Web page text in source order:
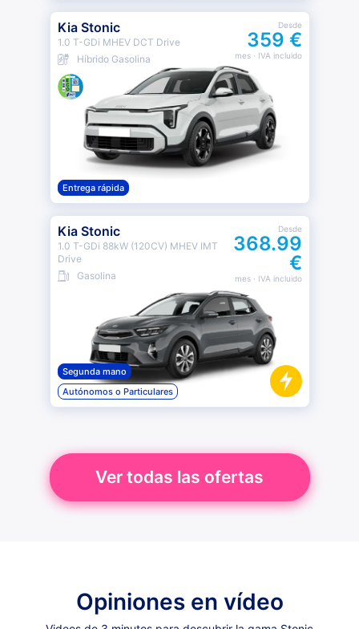
Kia Stonic
1.0 T-GDi MHEV DCT Drive
Híbrido Gasolina
Desde
359 €
mes· IVA incluido
Entrega rápida
Kia Stonic
1.0 T-GDi 88kW (120CV) MHEV IMT
Drive
Gasolina
Desde
368.99
€
mes· IVA incluido
Segunda mano
Autónomos o Particulares
Ver todas las ofertas
Opiniones en vídeo